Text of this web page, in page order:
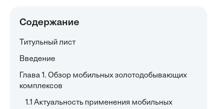
Содержание
Титульный лист
Введение
Глава 1. Обзор мобильных золотодобывающих
комплексов
1.1 Актуальность применения мобильных